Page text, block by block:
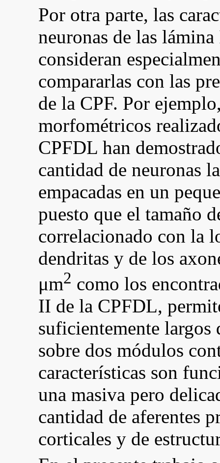
Por otra parte, las
neuronas de las
consideran
compararlas con las
de la CPF. Por
morfométricos
CPFDL han
cantidad de neuronas
empacadas en un
puesto que el tamaño
correlacionado con la
dendritas y de los
μm2 como los
II de la CPFDL,
suficientemente largos
sobre dos módulos
características son
una masiva pero
cantidad de aferentes
corticales y de